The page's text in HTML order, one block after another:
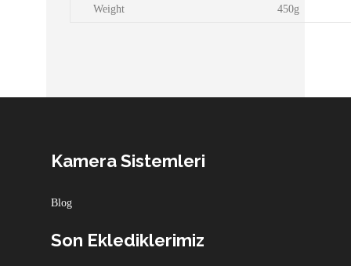
Weight 450g
Kamera Sistemleri
Blog
Son Eklediklerimiz